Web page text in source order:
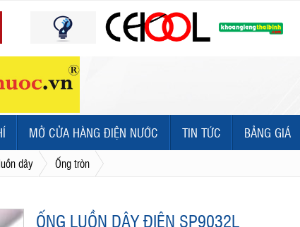
MỞ CỬA HÀNG ĐIỆN NƯỚC TIN TỨC BẢNG GIÁ
dây Ống tròn
ỐNG LUỒN DÂY ĐIỆN SP9032L